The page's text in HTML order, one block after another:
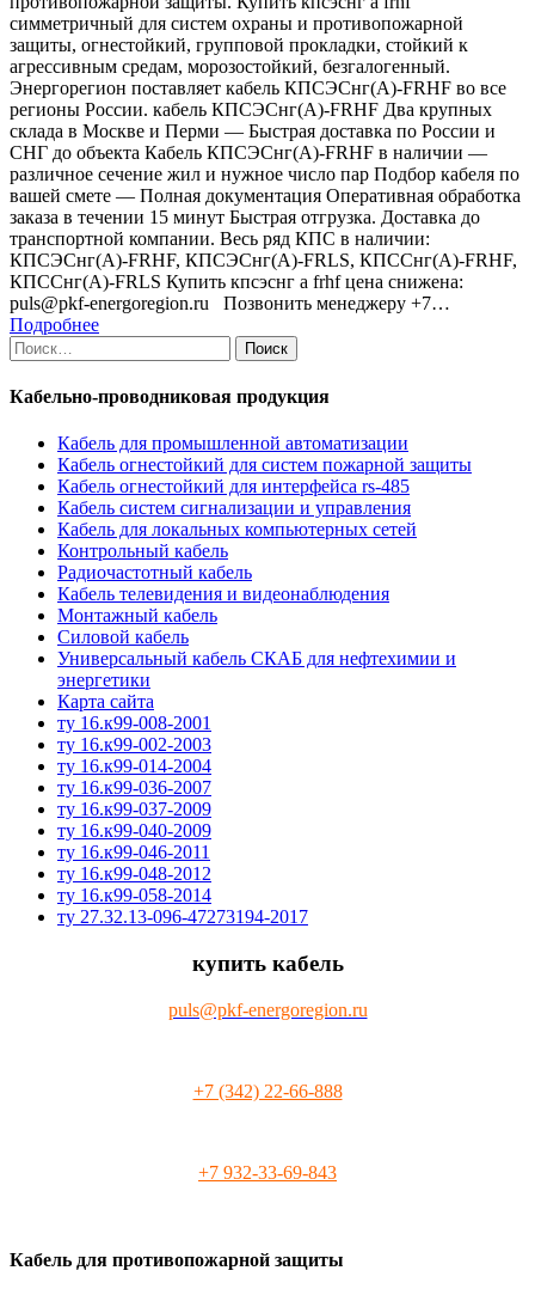
симметричный для систем охраны и противопожарной
защиты, огнестойкий, групповой прокладки, стойкий к
агрессивным средам, морозостойкий, безгалогенный.
Энергорегион поставляет кабель КПСЭСнг(А)-FRHF во все
регионы России. кабель КПСЭСнг(А)-FRHF Два крупных
склада в Москве и Перми — Быстрая доставка по России и
СНГ до объекта Кабель КПСЭСнг(А)-FRHF в наличии —
различное сечение жил и нужное число пар Подбор кабеля по
вашей смете — Полная документация Оперативная обработка
заказа в течении 15 минут Быстрая отгрузка. Доставка до
транспортной компании. Весь ряд КПС в наличии:
КПСЭСнг(А)-FRHF, КПСЭСнг(А)-FRLS, КПССнг(А)-FRHF,
КПССнг(А)-FRLS Купить кпсэснг а frhf цена снижена:
puls@pkf-energoregion.ru Позвонить менеджеру +7…
Подробнее
Найти:
Кабельно-проводниковая продукция
Кабель для промышленной автоматизации
Кабель огнестойкий для систем пожарной защиты
Кабель огнестойкий для интерфейса rs-485
Кабель систем сигнализации и управления
Кабель для локальных компьютерных сетей
Контрольный кабель
Радиочастотный кабель
Кабель телевидения и видеонаблюдения
Монтажный кабель
Силовой кабель
Универсальный кабель СКАБ для нефтехимии и
энергетики
Карта сайта
ту 16.к99-008-2001
ту 16.к99-002-2003
ту 16.к99-014-2004
ту 16.к99-036-2007
ту 16.к99-037-2009
ту 16.к99-040-2009
ту 16.к99-046-2011
ту 16.к99-048-2012
ту 16.к99-058-2014
ту 27.32.13-096-47273194-2017
купить кабель
puls@pkf-energoregion.ru
+7 (342) 22-66-888
+7 932-33-69-843
Кабель для противопожарной защиты